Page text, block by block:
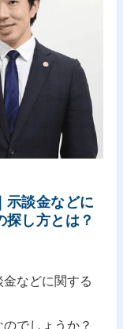
示談金などに
探し方とは？
金などに関する
でしょうか？